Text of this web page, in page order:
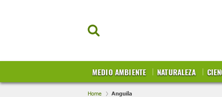
MEDIO AMBIENTE NATURALEZA
Home Anguila